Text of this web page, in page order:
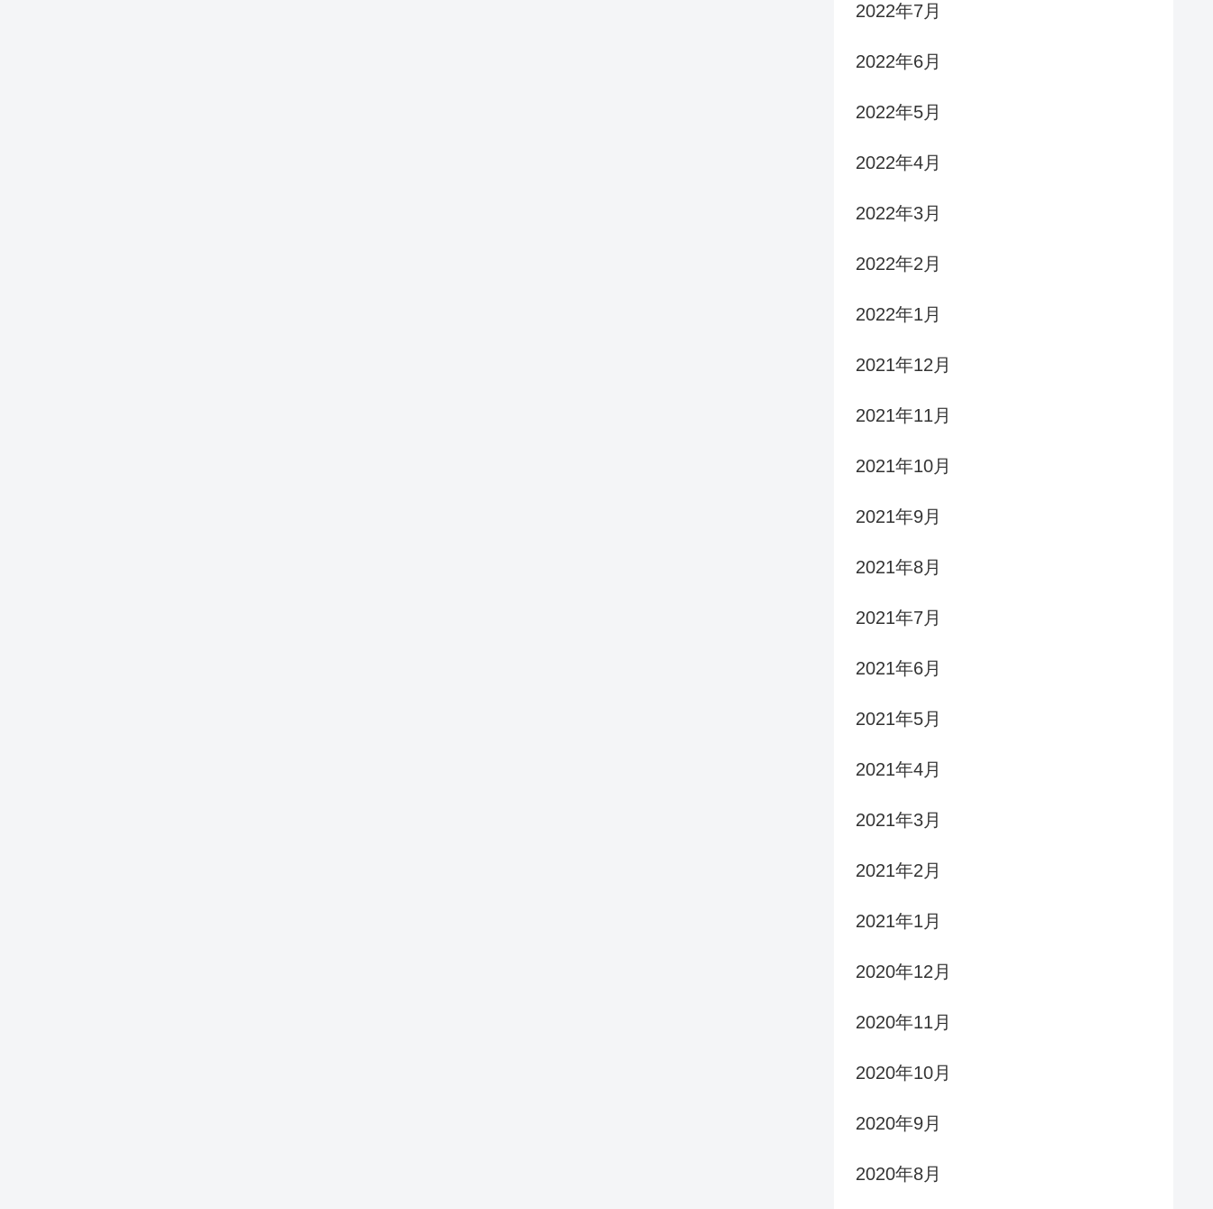
2022年7月
2022年6月
2022年5月
2022年4月
2022年3月
2022年2月
2022年1月
2021年12月
2021年11月
2021年10月
2021年9月
2021年8月
2021年7月
2021年6月
2021年5月
2021年4月
2021年3月
2021年2月
2021年1月
2020年12月
2020年11月
2020年10月
2020年9月
2020年8月